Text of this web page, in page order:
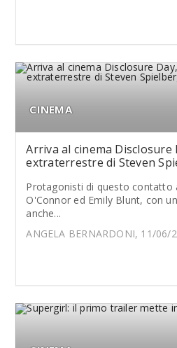
CINEMA
Arriva al cinema
extraterrestre di Steven
Protagonisti di questo contatto
O'Connor ed Emily Blunt, con
anche...
ANGELA BERNARDONI, 11/06/